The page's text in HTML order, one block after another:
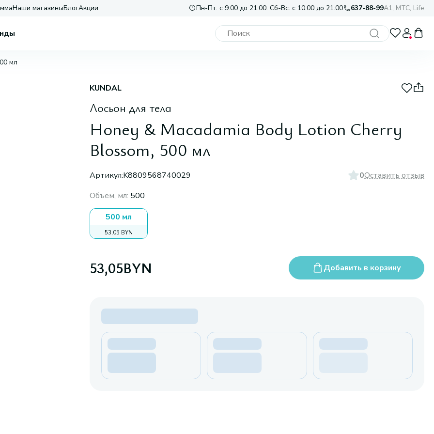
Наши магазиныБлогАкции Пн-Пт: с 9:00 до 21:00. Сб-Вс: с 10:00 до 21:00 637-88-99A1, МТС, Life
мл
KUNDAL
Лосьон для тела
Honey & Macadamia Body Lotion Cherry
Blossom, 500 мл
Артикул:K8809568740029 0Оставить отзыв
Объем, мл: 500
500 мл
53,05 BYN
53,05BYN Добавить в корзину